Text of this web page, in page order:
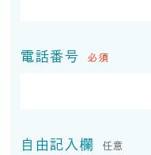
電話番号 必須
自由記入欄 任意